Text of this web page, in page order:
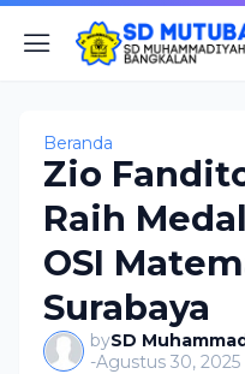
Beranda
Zio
Raih
OSI
Surabaya
bySD
-Agustus 30, 2025